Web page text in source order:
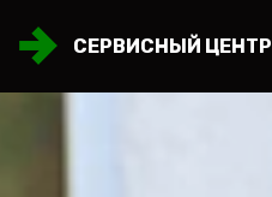
СЕРВИСНЫЙ ЦЕНТР